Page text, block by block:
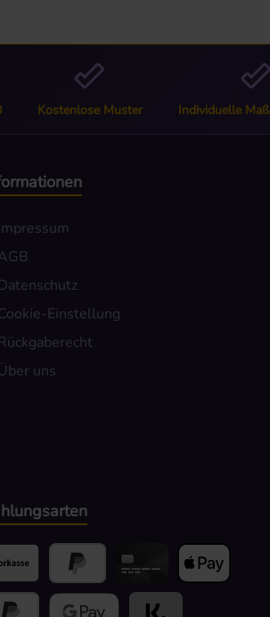
Kostenlose Muster Individuelle
Impressum
Datenschutz
Einstellung
Rückgaberecht
uns
PayPal Kredit- oder Debitkarte
Apple Pay